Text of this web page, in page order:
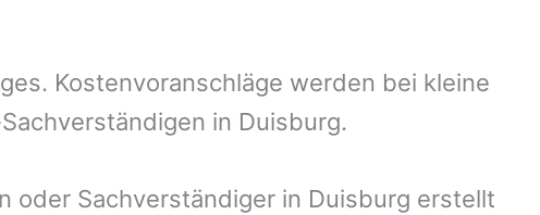
Kostenvoranschläge werden bei kleine
in Duisburg.
oder Sachverständiger in Duisburg erstellt